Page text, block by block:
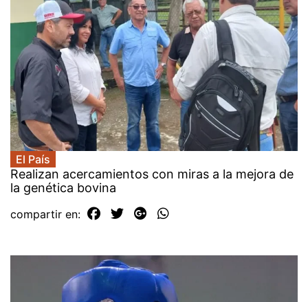
El País
Realizan acercamientos con miras a la mejora de
la genética bovina
compartir en: